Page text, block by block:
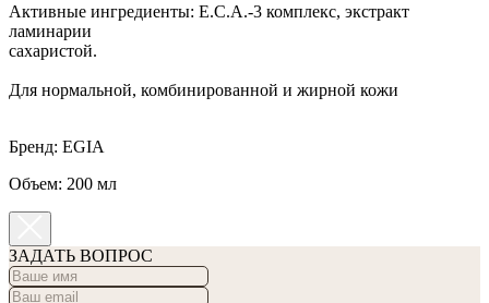
Активные ингредиенты: Е.С.А.-3 комплекс, экстракт
ламинарии
сахаристой.
Для нормальной, комбинированной и жирной кожи
Бренд: EGIA
Объем: 200 мл
ЗАДАТЬ ВОПРОС